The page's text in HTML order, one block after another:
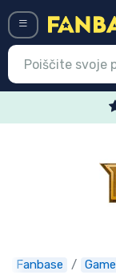
Fanbase
Najnovejsi
Ekspresna